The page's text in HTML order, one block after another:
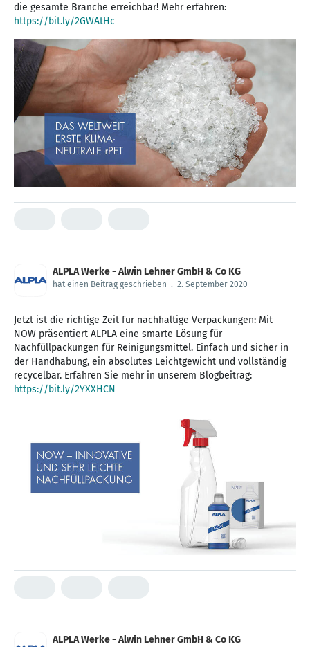
die gesamte Branche erreichbar! Mehr erfahren:
https://bit.ly/2GWAtHc
ALPLA Werke - Alwin Lehner GmbH & Co KG
hat einen Beitrag geschrieben . 2. September 2020
Jetzt ist die richtige Zeit für nachhaltige Verpackungen: Mit
NOW präsentiert ALPLA eine smarte Lösung für
Nachfüllpackungen für Reinigungsmittel. Einfach und sicher in
der Handhabung, ein absolutes Leichtgewicht und vollständig
recycelbar. Erfahren Sie mehr in unserem Blogbeitrag:
https://bit.ly/2YXXHCN
ALPLA Werke - Alwin Lehner GmbH & Co KG